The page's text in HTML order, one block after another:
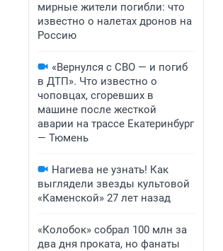
мирные жители погибли: что
известно о налетах дронов на
Россию
«Вернулся с СВО — и погиб
в ДТП». Что известно о
чоповцах, сгоревших в
машине после жесткой
аварии на трассе Екатеринбург
— Тюмень
Нагиева не узнать! Как
выглядели звезды культовой
«Каменской» 27 лет назад
«Колобок» собрал 100 млн за
два дня проката, но фанаты